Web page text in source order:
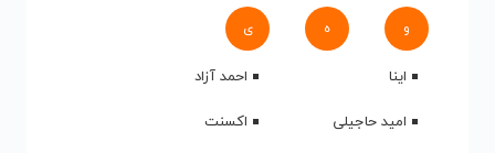
و ه ی
اینا
احمد آزاد
امید حاجیلی
اکسنت